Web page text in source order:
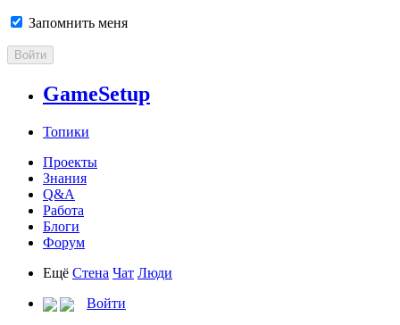
Запомнить меня
Войти
GameSetup
Топики
Проекты
Знания
Q&A
Работа
Блоги
Форум
Ещё Стена Чат Люди
Войти